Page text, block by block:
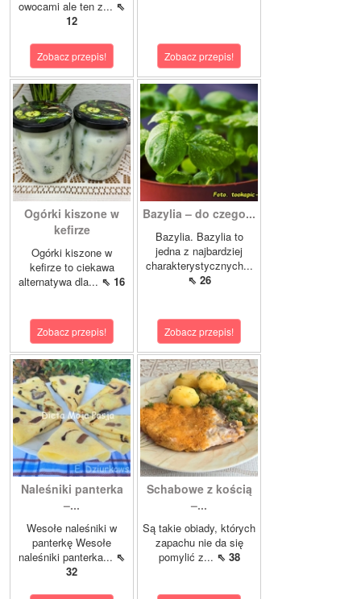
owocami ale ten z... ⇖
12
Zobacz przepis! Zobacz przepis!
Ogórki kiszone w
kefirze
Ogórki kiszone w
kefirze to ciekawa
alternatywa dla... ⇖ 16
Zobacz przepis!
Bazylia – do czego...
Bazylia. Bazylia to
jedna z najbardziej
charakterystycznych...
⇖ 26
Zobacz przepis!
Naleśniki panterka
–...
Wesołe naleśniki w
panterkę Wesołe
naleśniki panterka... ⇖
32
Schabowe z kością
–...
Są takie obiady, których
zapachu nie da się
pomylić z... ⇖ 38